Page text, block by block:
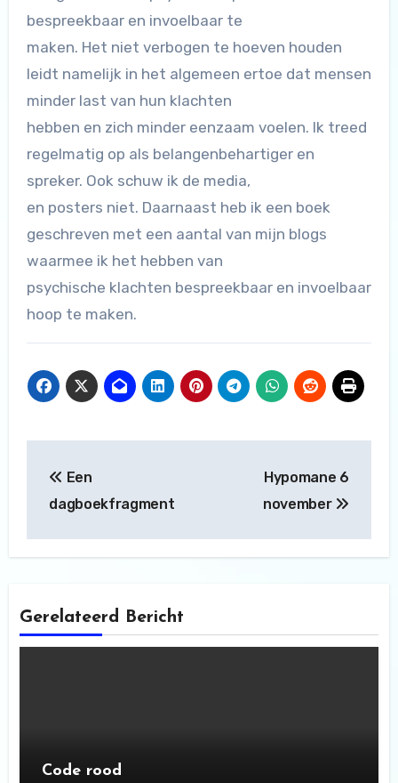
bespreekbaar en invoelbaar te
maken. Het niet verbogen te hoeven houden
leidt namelijk in het algemeen ertoe dat mensen
minder last van hun klachten
hebben en zich minder eenzaam voelen. Ik treed
regelmatig op als belangenbehartiger en
spreker. Ook schuw ik de media,
en posters niet. Daarnaast heb ik een boek
geschreven met een aantal van mijn blogs
waarmee ik het hebben van
psychische klachten bespreekbaar en invoelbaar
hoop te maken.
navigatie
Een
dagboekfragment
Hypomane 6
november
Gerelateerd Bericht
Code rood